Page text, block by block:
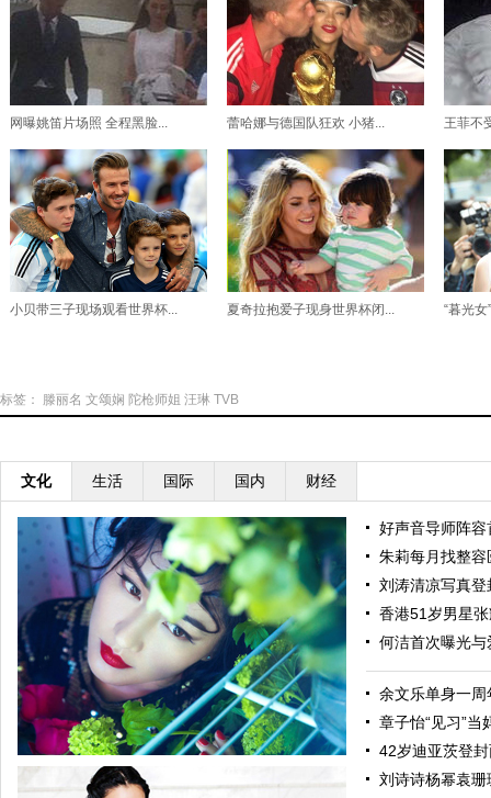
网曝姚笛片场照 全程黑脸... 蕾哈娜与德国队狂欢 小猪... 王菲不
小贝带三子现场观看世界杯... 夏奇拉抱爱子现身世界杯闭... “暮光
标签： 滕丽名 文颂娴 陀枪师姐 汪琳 TVB
文化 生活 国际 国内 财经
好声音导师阵
朱莉每月找整
刘涛清凉写真
香港51岁男星
何洁首次曝光
余文乐单身一
章子怡“见习”当
42岁迪亚茨登
刘诗诗杨幂袁